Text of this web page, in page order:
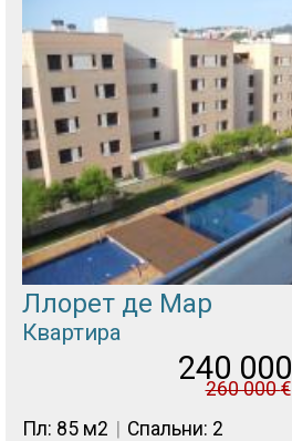
Ллорет де Мар
Квартира
240 000
260 000€
Пл: 85 м2
Спальни: 2